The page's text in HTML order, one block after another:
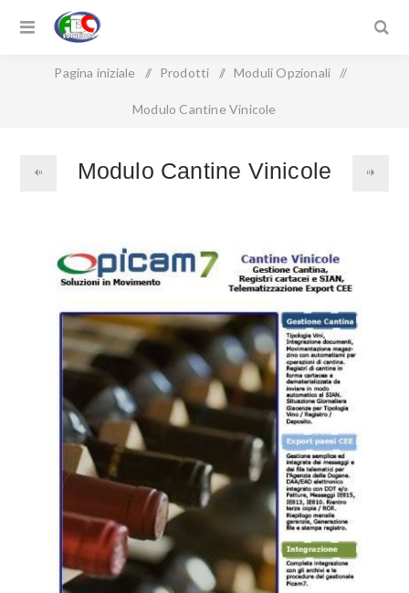
Pagina iniziale / Prodotti / Moduli Opzionali /
Modulo Cantine Vinicole
Modulo Cantine Vinicole